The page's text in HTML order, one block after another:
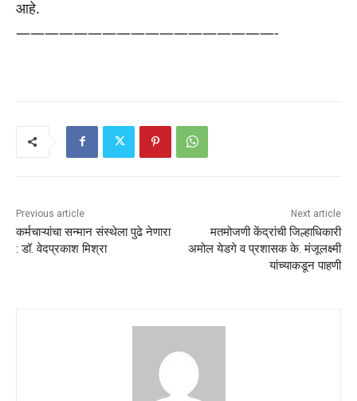
आहे.
——————————————————-
Previous article
कर्मचाऱ्यांचा सन्मान संस्थेला पुढे नेणारा
: डॉ. वेदप्रकाश मिश्रा
Next article
मतमोजणी केंद्रांची जिल्हाधिकारी
अमोल येडगे व प्रशासक के. मंजूलक्ष्मी
यांच्याकडून पाहणी